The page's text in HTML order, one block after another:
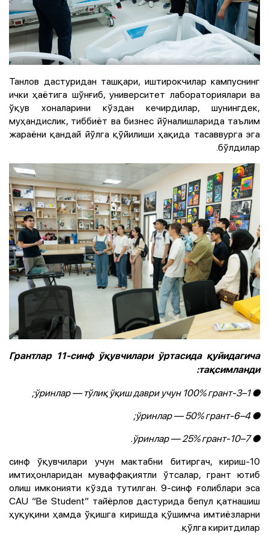
Танлов дастуридан ташқари, иштирокчилар кампуснинг
ички ҳаётига шўнғиб, университет лабораториялари ва
ўқув хоналарини кўздан кечирдилар, шунингдек,
муҳандислик, тиббиёт ва бизнес йўналишларида таълим
жараёни қандай йўлга қўйилиши ҳақида тасаввурга эга
бўлдилар.
Грантлар 11-синф ўқувчилари ўртасида қуйидагича
тақсимланди:
● 1–3-ўринлар — тўлиқ ўқиш даври учун 100% грант;
● 4–6-ўринлар — 50% грант;
● 7–10-ўринлар — 25% грант.
10-синф ўқувчилари учун мактабни битиргач, кириш
имтиҳонларидан муваффақиятли ўтсалар, грант ютиб
олиш имконияти кўзда тутилган. 9-синф ғолиблари эса
CAU “Be Student” тайёрлов дастурида бепул қатнашиш
ҳуқуқини ҳамда ўқишга киришда қўшимча имтиёзларни
қўлга киритдилар.